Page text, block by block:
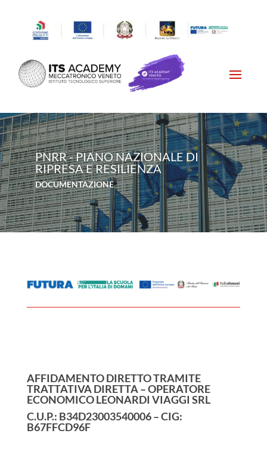
PNRR - PIANO NAZIONALE DI
RIPRESA E RESILIENZA
DOCUMENTAZIONE
AFFIDAMENTO DIRETTO TRAMITE
TRATTATIVA DIRETTA – OPERATORE
ECONOMICO LEONARDI VIAGGI SRL
C.U.P.: B34D23003540006 – CIG:
B67FFCD96F